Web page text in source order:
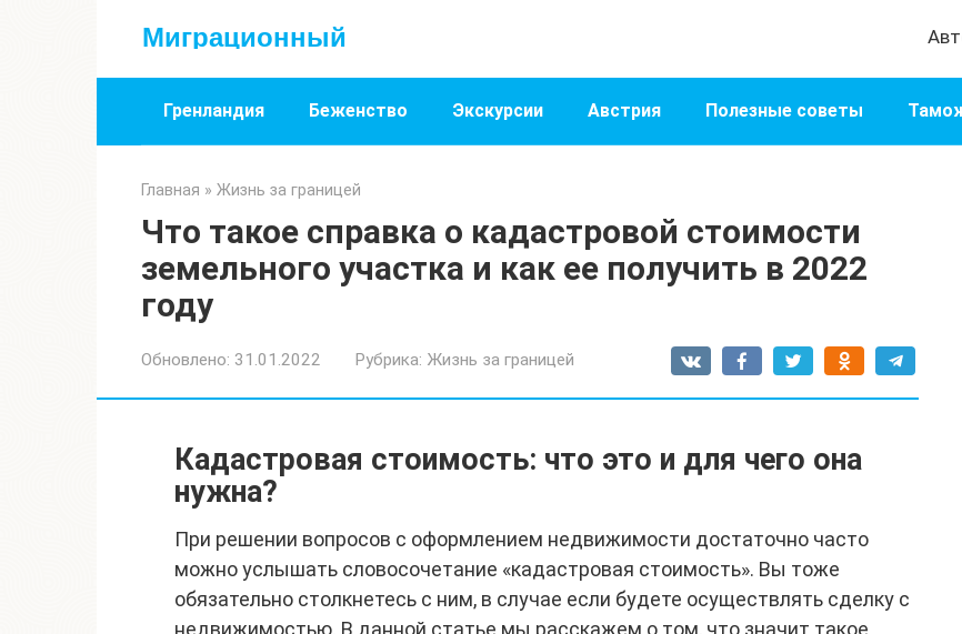
Миграционный
Гренландия Беженство Экскурсии Австрия Полезные советы
Главная » Жизнь за границей
Что такое справка о кадастровой стоимости
земельного участка и как ее получить в 2022
году
Обновлено: 31.01.2022 Рубрика: Жизнь за границей
Кадастровая стоимость: что это и для чего она
нужна?
При решении вопросов с оформлением недвижимости достаточно часто
можно услышать словосочетание «‎кадастровая стоимость». Вы тоже
обязательно столкнетесь с ним, в случае если будете осуществлять сделку с
недвижимостью. В данной статье мы расскажем о том, что значит такое